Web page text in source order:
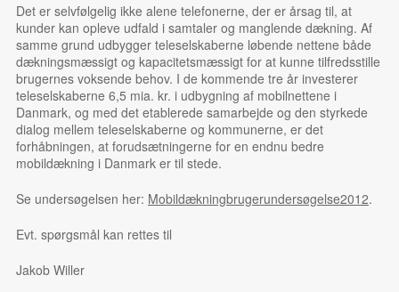
Det er selvfølgelig ikke alene telefonerne, der er årsag til, at
kunder kan opleve udfald i samtaler og manglende dækning. Af
samme grund udbygger teleselskaberne løbende nettene både
dækningsmæssigt og kapacitetsmæssigt for at kunne tilfredsstille
brugernes voksende behov. I de kommende tre år investerer
teleselskaberne 6,5 mia. kr. i udbygning af mobilnettene i
Danmark, og med det etablerede samarbejde og den styrkede
dialog mellem teleselskaberne og kommunerne, er det
forhåbningen, at forudsætningerne for en endnu bedre
mobildækning i Danmark er til stede.
Se undersøgelsen her: Mobildækningbrugerundersøgelse2012.
Evt. spørgsmål kan rettes til
Jakob Willer